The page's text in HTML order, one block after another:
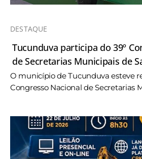
DESTAQUE
Tucunduva participa do 39º
de Secretarias Municipais de
O município de Tucunduva esteve
Congresso Nacional de Secretarias